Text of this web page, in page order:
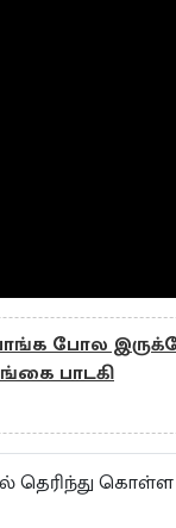
போல
பாடகி
தெரிந்து